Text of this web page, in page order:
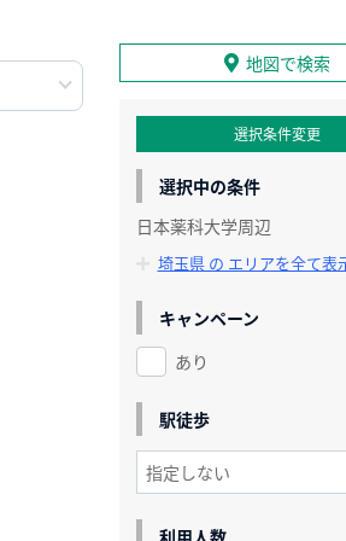
地図で検索
選択条件変更
選択中の条件
日本薬科大学周辺
埼玉県 の エリアを全て表
キャンペーン
あり
駅徒歩
利用人数